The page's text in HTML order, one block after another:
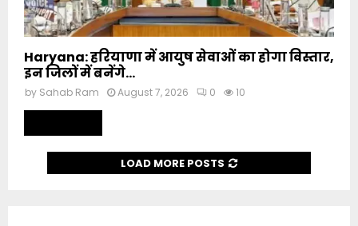
Haryana: हरियाणा में आयुष सेवाओं का होगा विस्तार,
इन जिलों में बनेंगे...
by Sahab Ram August 7, 2026 0 10
LOAD MORE POSTS